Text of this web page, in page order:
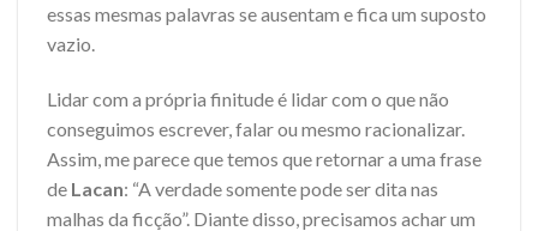
essas mesmas palavras se ausentam e fica um suposto
vazio.
Lidar com a própria finitude é lidar com o que não
conseguimos escrever, falar ou mesmo racionalizar.
Assim, me parece que temos que retornar a uma frase
de Lacan: “A verdade somente pode ser dita nas
malhas da ficção”. Diante disso, precisamos achar um